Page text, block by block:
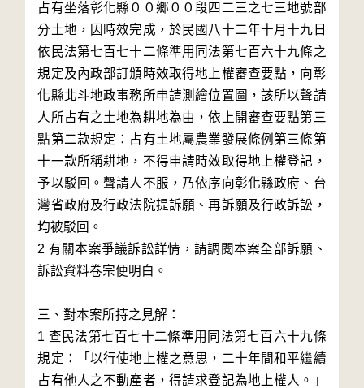
占有坐落彰化縣００鄉００段四二三之七三地號部
分土地，因時效完成，於民國八十二年十月十九日
依民法第七百七十二條準用同法第七百六十九條之
規定及內政部訂頒時效取得地上權審查要點，向彰
化縣北斗地政事務所申請測繪位置圖，該所以聲請
人所占有之土地為耕地為由，依上開審查要點第三
點第二款規定：占有土地屬農業發展條例第三條第
十一款所稱耕地，不得申請時效取得地上權登記，
予以駁回。聲請人不服，乃依序向彰化縣政府、台
灣省政府及行政法院提訴願、再訴願及行政訴訟，
均被駁回。
2 有關本案爭議訴訟詳情，請調閱本案全部訴願、
訴訟資料卷宗便明白。
三、對本案所持之見解：
1 查民法第七百七十二條準用同法第七百六十九條
規定：「以行使地上權之意思，二十年間和平繼續
占有他人之不動產者，得請求登記為地上權人。」